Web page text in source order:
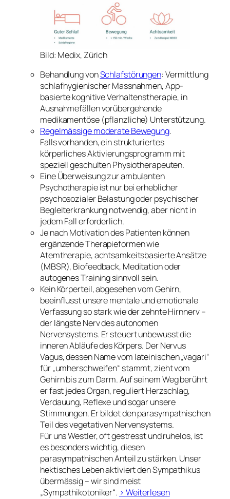
Bild: Medix, Zürich
Behandlung vonSchlafstörungen: Vermittlung
schlafhygienischer Massnahmen, App-
basierte kognitive Verhaltenstherapie, in
Ausnahmefällen vorübergehende
medikamentöse (pflanzliche) Unterstützung.
Regelmässige moderate Bewegung.
Falls vorhanden, ein strukturiertes
körperliches Aktivierungsprogramm mit
speziell geschulten Physiotherapeuten.
Eine Überweisung zur ambulanten
Psychotherapie ist nur bei erheblicher
psychosozialer Belastung oder psychischer
Begleiterkrankung notwendig, aber nicht in
jedem Fall erforderlich.
Je nach Motivation des Patienten können
ergänzende Therapieformen wie
Atemtherapie, achtsamkeitsbasierte Ansätze
(MBSR), Biofeedback, Meditation oder
autogenes Training sinnvoll sein.
Kein Körperteil, abgesehen vom Gehirn,
beeinflusst unsere mentale und emotionale
Verfassung so stark wie der zehnte Hirnnerv –
der längste Nerv des autonomen
Nervensystems. Er steuert unbewusst die
inneren Abläufe des Körpers. Der Nervus
Vagus, dessen Name vom lateinischen „vagari“
für „umherschweifen“ stammt, zieht vom
Gehirn bis zum Darm. Auf seinem Weg berührt
er fast jedes Organ, reguliert Herzschlag,
Verdauung, Reflexe und sogar unsere
Stimmungen. Er bildet den parasympathischen
Teil des vegetativen Nervensystems.
Für uns Westler, oft gestresst und ruhelos, ist
es besonders wichtig, diesen
parasympathischen Anteil zu stärken. Unser
hektisches Leben aktiviert den Sympathikus
übermässig – wir sind meist
„Sympathikotoniker“. > Weiterlesen